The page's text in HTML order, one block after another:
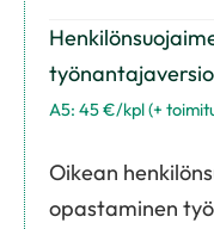
työnantajaversio
A5: 45 €/kpl (+
Oikean
opastaminen